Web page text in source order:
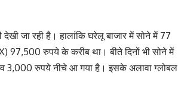
जा रही है। हालांकि घरेलू बाजार में सोने में 77
97,500 रुपये के करीब था। बीते दिनों भी सोने में
3,000 रुपये नीचे आ गया है। इसके अलावा ग्लोबल